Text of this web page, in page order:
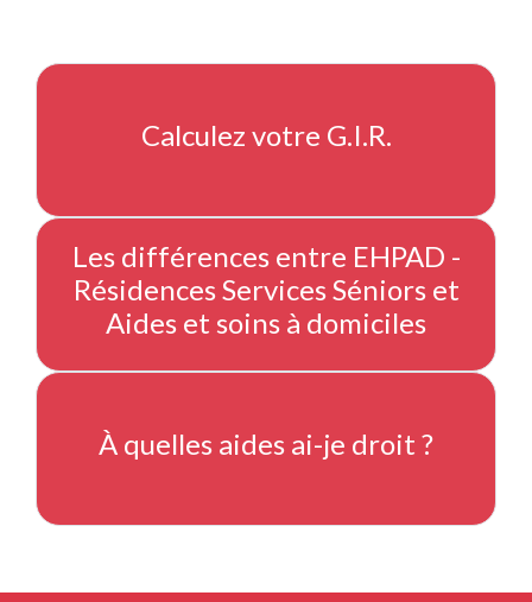
Calculez votre G.I.R.
Les différences entre EHPAD -
Résidences Services Séniors et
Aides et soins à domiciles
À quelles aides ai-je droit ?